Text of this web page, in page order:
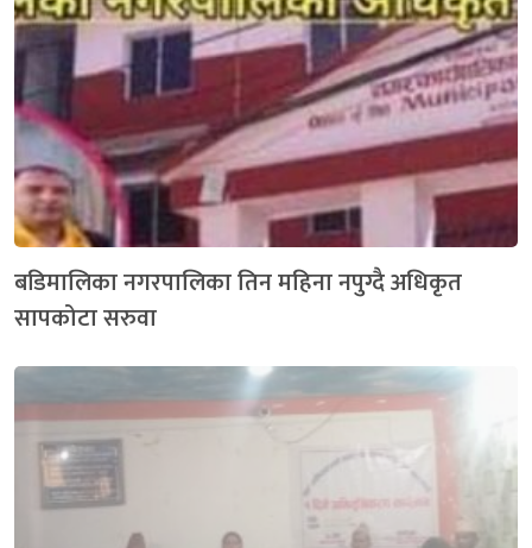
बडिमालिका नगरपालिका तिन महिना नपुग्दै अधिकृत
सापकोटा सरुवा